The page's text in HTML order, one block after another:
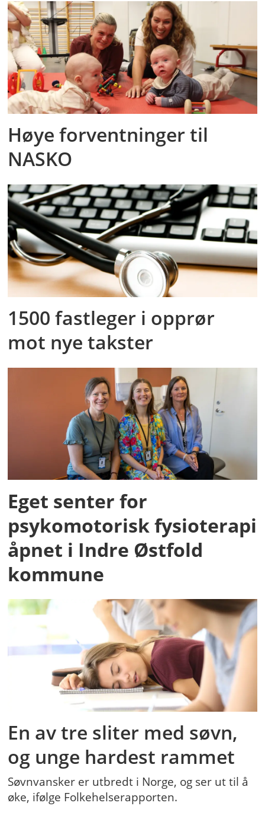
Høye forventninger til
NASKO
1500 fastleger i opprør
mot nye takster
Eget senter for
psykomotorisk fysioterapi
åpnet i Indre Østfold
kommune
En av tre sliter med søvn,
og unge hardest rammet
Søvnvansker er utbredt i Norge, og ser ut til å
øke, ifølge Folkehelserapporten.